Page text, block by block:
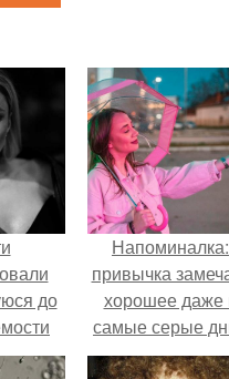
до
Напоминалка:
привычка
хорошее даже
самые серые
это не